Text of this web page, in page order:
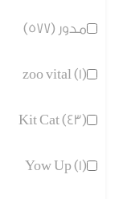
مدور (577)
zoo vital (1)
Kit Cat (43)
Yow Up (1)